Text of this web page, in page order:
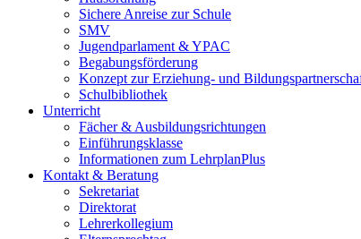
Sichere Anreise zur Schule
SMV
Jugendparlament & YPAC
Begabungsförderung
Konzept zur Erziehung- und
Schulbibliothek
Unterricht
Fächer & Ausbildungsrichtungen
Einführungsklasse
Informationen zum LehrplanPlus
Kontakt & Beratung
Sekretariat
Direktorat
Lehrerkollegium